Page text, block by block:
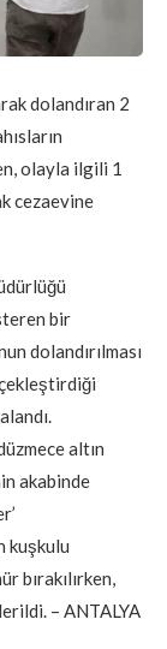
dolandıran 2
olayla ilgili 1
cezaevine
bir
dolandırılması
altın
akabinde
kuşkulu
bırakılırken,
– ANTALYA